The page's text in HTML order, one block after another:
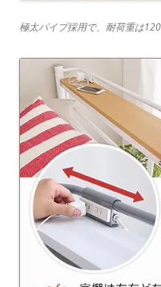
極太パイプ採用で、耐荷重は